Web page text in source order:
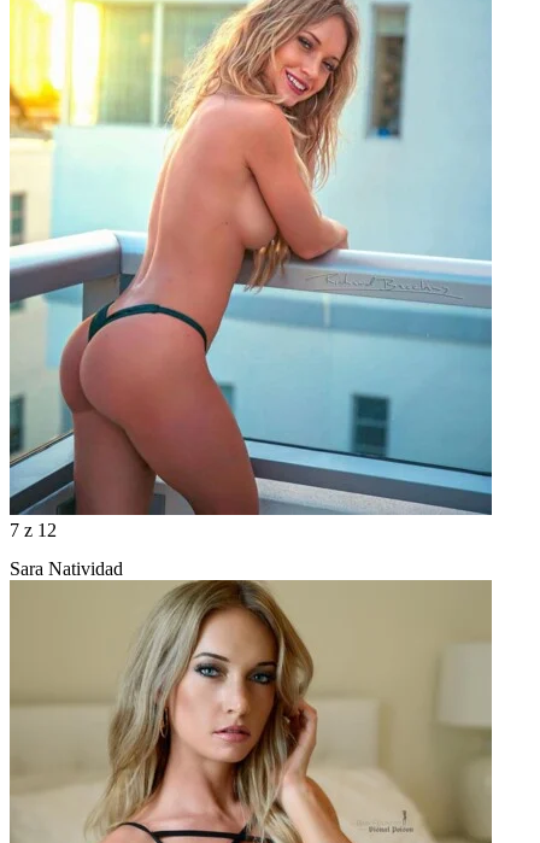
7 z 12
Sara Natividad